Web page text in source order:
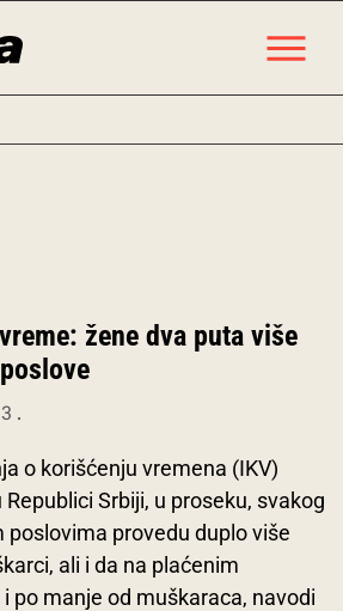
žene dva puta više
o korišćenju vremena (IKV)
Srbiji, u proseku, svakog
poslovima provedu duplo više
ali i da na plaćenim
po manje od muškaraca, navodi